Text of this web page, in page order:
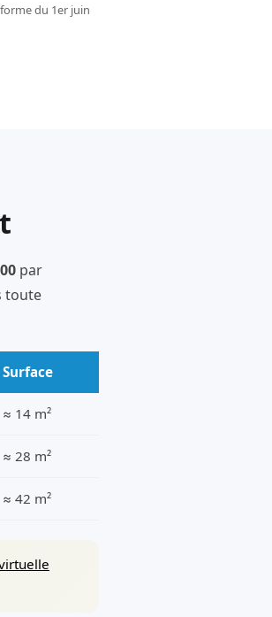
du 1er juin
par
toute
Surface
≈ 14 m²
≈ 28 m²
≈ 42 m²